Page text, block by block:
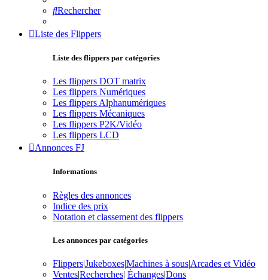
Rechercher
Liste des Flippers
Liste des flippers par catégories
Les flippers DOT matrix
Les flippers Numériques
Les flippers Alphanumériques
Les flippers Mécaniques
Les flippers P2K/Vidéo
Les flippers LCD
Annonces FJ
Informations
Règles des annonces
Indice des prix
Notation et classement des flippers
Les annonces par catégories
Flippers|Jukeboxes|Machines à sous|Arcades et Vidéo
Ventes|Recherches| Échanges|Dons